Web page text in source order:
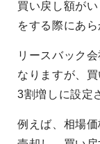
買い戻し額が
をする際にあ
リースバック
なりますが、
3割増しに設定
例えば、相場